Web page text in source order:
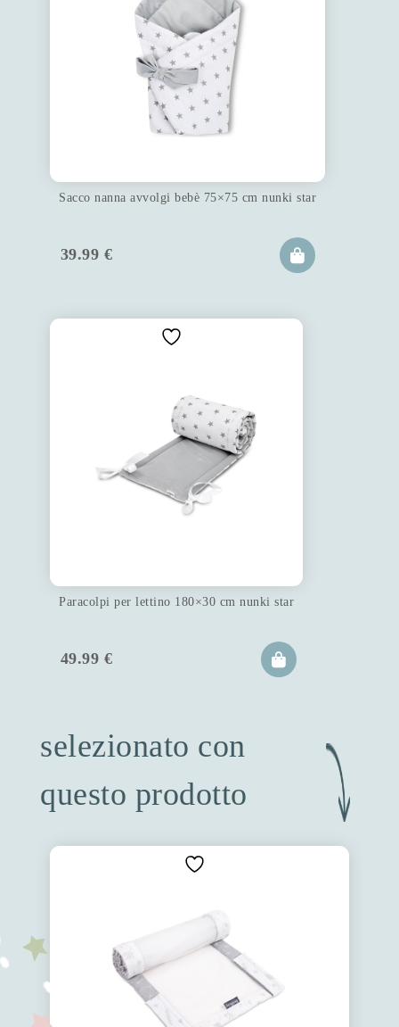
Sacco nanna avvolgi bebè 75×75 cm nunki star
39.99 €
Paracolpi per lettino 180×30 cm nunki star
49.99 €
selezionato con
questo prodotto